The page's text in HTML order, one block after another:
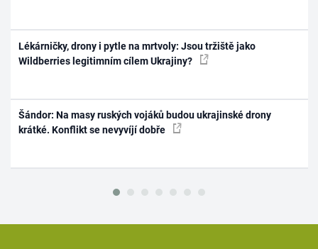
Lékárničky, drony i pytle na mrtvoly: Jsou tržiště jako
Wildberries legitimním cílem Ukrajiny?
Šándor: Na masy ruských vojáků budou ukrajinské drony
krátké. Konflikt se nevyvíjí dobře